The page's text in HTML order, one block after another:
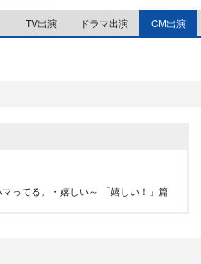
TV出演 ドラマ出演 CM出演
ってる。・嬉しい～ 「嬉しい！」篇